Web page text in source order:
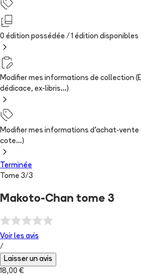
0 édition possédée / 1 édition disponibles
Modifier mes informations de collection
dédicace, ex-libris...)
Modifier mes informations d'achat-vente
cote...)
Terminée
Tome 3/3
Makoto-Chan tome 3
Voir les avis
/
Laisser un avis
18,00 €